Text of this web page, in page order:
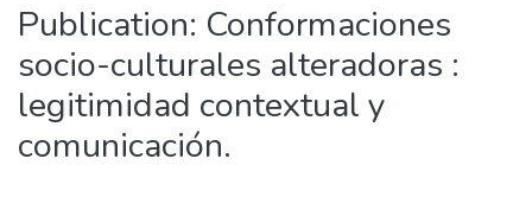
Publication: Conformaciones
socio-culturales alteradoras :
legitimidad contextual y
comunicación.